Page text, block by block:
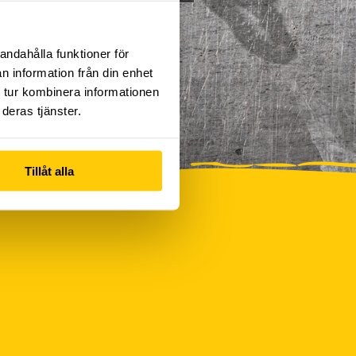
funktioner för
information från din enhet
kombinera informationen
tjänster.
Tillåt alla